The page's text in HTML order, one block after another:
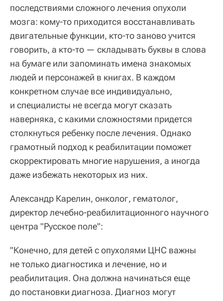
последствиями сложного лечения опухоли
мозга: кому-то приходится восстанавливать
двигательные функции, кто-то заново учится
говорить, а кто-то — складывать буквы в слова
на бумаге или запоминать имена знакомых
людей и персонажей в книгах. В каждом
конкретном случае все индивидуально,
и специалисты не всегда могут сказать
наверняка, с какими сложностями придется
столкнуться ребенку после лечения. Однако
грамотный подход к реабилитации поможет
скорректировать многие нарушения, а иногда
даже избежать некоторых из них.
Александр Карелин, онколог, гематолог,
директор лечебно-реабилитационного научного
центра "Русское поле":
"Конечно, для детей с опухолями ЦНС важны
не только диагностика и лечение, но и
реабилитация. Она должна начинаться еще
до постановки диагноза. Диагноз могут